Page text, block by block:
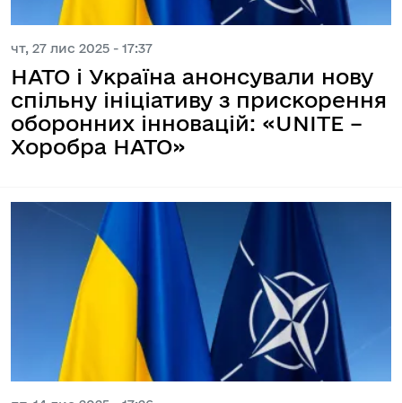
чт, 27 лис 2025 - 17:37
НАТО і Україна анонсували нову
спільну ініціативу з прискорення
оборонних інновацій: «UNITE –
Хоробра НАТО»